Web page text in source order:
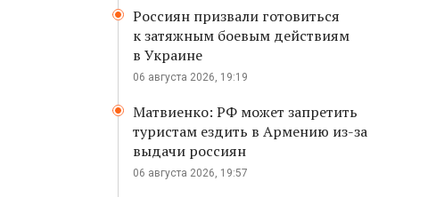
Россиян призвали готовиться
к затяжным боевым действиям
в Украине
06 августа 2026, 19:19
Матвиенко: РФ может запретить
туристам ездить в Армению из-за
выдачи россиян
06 августа 2026, 19:57